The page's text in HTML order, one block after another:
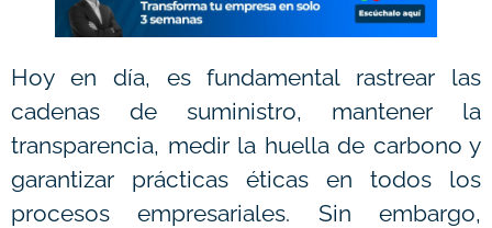
Hoy en día, es fundamental rastrear las
cadenas de suministro, mantener la
transparencia, medir la huella de carbono y
garantizar prácticas éticas en todos los
procesos empresariales. Sin embargo,